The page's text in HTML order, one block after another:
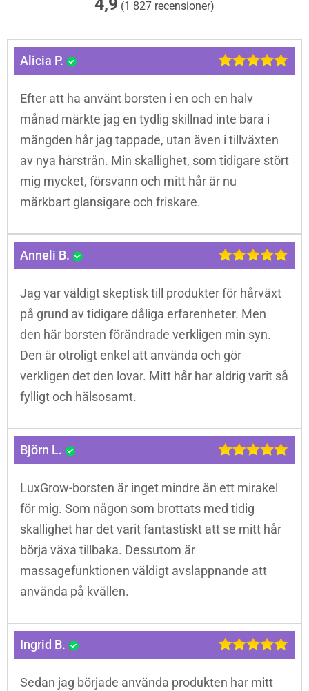
(1 827 recensioner)
Alicia P.
Efter att ha använt borsten i en och en halv
månad märkte jag en tydlig skillnad inte bara i
mängden hår jag tappade, utan även i tillväxten
av nya hårstrån. Min skallighet, som tidigare stört
mig mycket, försvann och mitt hår är nu
märkbart glansigare och friskare.
Anneli B.
Jag var väldigt skeptisk till produkter för hårväxt
på grund av tidigare dåliga erfarenheter. Men
den här borsten förändrade verkligen min syn.
Den är otroligt enkel att använda och gör
verkligen det den lovar. Mitt hår har aldrig varit så
fylligt och hälsosamt.
Björn L.
LuxGrow-borsten är inget mindre än ett mirakel
för mig. Som någon som brottats med tidig
skallighet har det varit fantastiskt att se mitt hår
börja växa tillbaka. Dessutom är
massagefunktionen väldigt avslappnande att
använda på kvällen.
Ingrid B.
Sedan jag började använda produkten har mitt